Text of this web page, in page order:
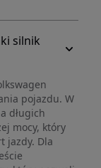
silnik
pojazdu. W
długich
mocy, który
jazdy. Dla